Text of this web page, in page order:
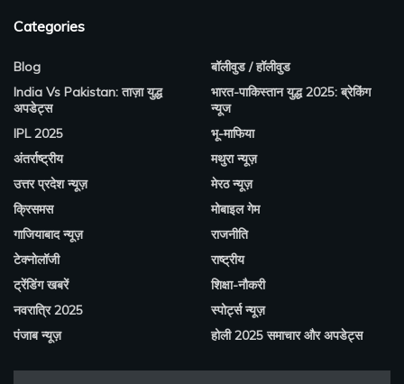
Categories
Blog
India Vs Pakistan: ताज़ा युद्ध
अपडेट्स
IPL 2025
अंतर्राष्ट्रीय
उत्तर प्रदेश न्यूज़
क्रिसमस
गाजियाबाद न्यूज़
टेक्नोलॉजी
ट्रेंडिंग खबरें
नवरात्रि 2025
पंजाब न्यूज़
बॉलीवुड / हॉलीवुड
भारत-पाकिस्तान युद्ध 2025: ब्रेकिंग
न्यूज
भू-माफिया
मथुरा न्यूज़
मेरठ न्यूज़
मोबाइल गेम
राजनीति
राष्ट्रीय
शिक्षा-नौकरी
स्पोर्ट्स न्यूज़
होली 2025 समाचार और अपडेट्स